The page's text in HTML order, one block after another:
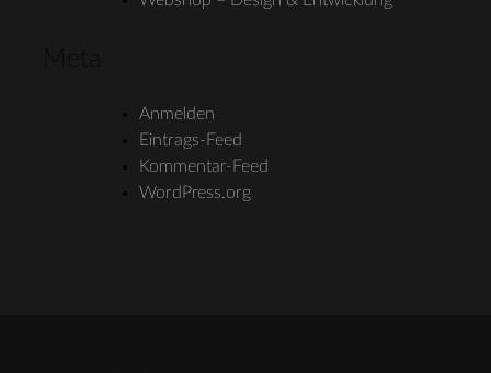
Anmelden
Eintrags-Feed
Kommentar-Feed
WordPress.org